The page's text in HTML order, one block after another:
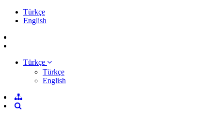
Türkçe
English
Türkçe
Türkçe
English